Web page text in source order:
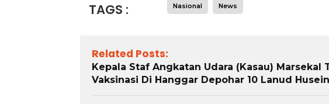
TAGS : Nasional News
Related Posts:
Kepala Staf Angkatan Udara (Kasau) Marsekal
Vaksinasi Di Hanggar Depohar 10 Lanud Husein